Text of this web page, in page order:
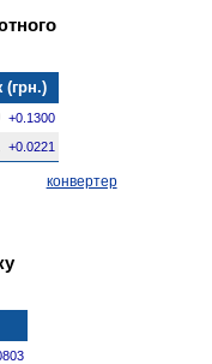
(грн.)
+0.1300
+0.0221
конвертер